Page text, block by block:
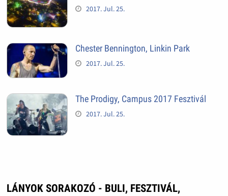
2017. Jul. 25.
Chester Bennington, Linkin Park
2017. Jul. 25.
The Prodigy, Campus 2017 Fesztivál
2017. Jul. 25.
LÁNYOK SORAKOZÓ - BULI, FESZTIVÁL,